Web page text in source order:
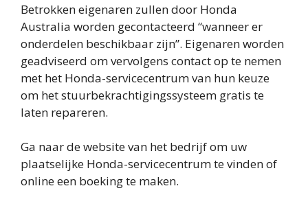
Betrokken eigenaren zullen door Honda
Australia worden gecontacteerd “wanneer er
onderdelen beschikbaar zijn”. Eigenaren worden
geadviseerd om vervolgens contact op te nemen
met het Honda-servicecentrum van hun keuze
om het stuurbekrachtigingssysteem gratis te
laten repareren.
Ga naar de website van het bedrijf om uw
plaatselijke Honda-servicecentrum te vinden of
online een boeking te maken.